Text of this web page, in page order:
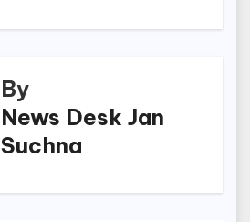
By
News Desk Jan
Suchna